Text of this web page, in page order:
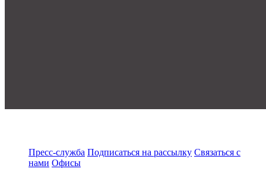
Пресс-служба Подписаться на рассылку Связаться с
нами Офисы